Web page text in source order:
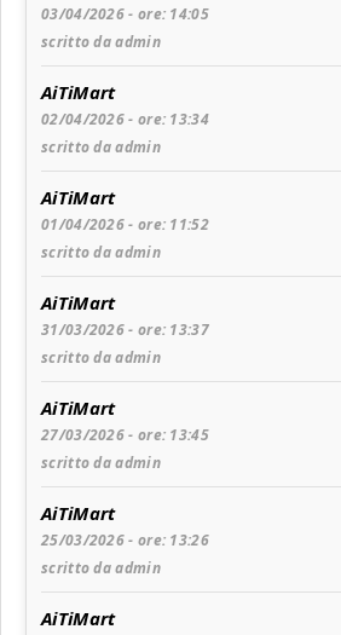
03/04/2026 - ore: 14:05
scritto da admin
AiTiMart
02/04/2026 - ore: 13:34
scritto da admin
AiTiMart
01/04/2026 - ore: 11:52
scritto da admin
AiTiMart
31/03/2026 - ore: 13:37
scritto da admin
AiTiMart
27/03/2026 - ore: 13:45
scritto da admin
AiTiMart
25/03/2026 - ore: 13:26
scritto da admin
AiTiMart